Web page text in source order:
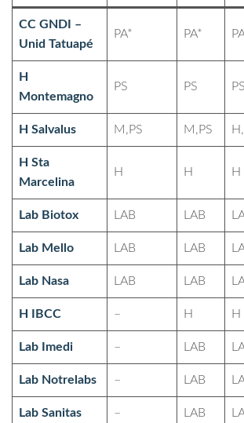
CC GNDI –
Unid Tatuapé
PA* PA*
H
Montemagno
PS PS PS
H Salvalus M,PS M,PS
H Sta
Marcelina
H H H
Lab Biotox LAB LAB
Lab Mello LAB LAB
Lab Nasa LAB LAB
H IBCC – H H
Lab Imedi – LAB
Lab Notrelabs – LAB
Lab Sanitas – LAB